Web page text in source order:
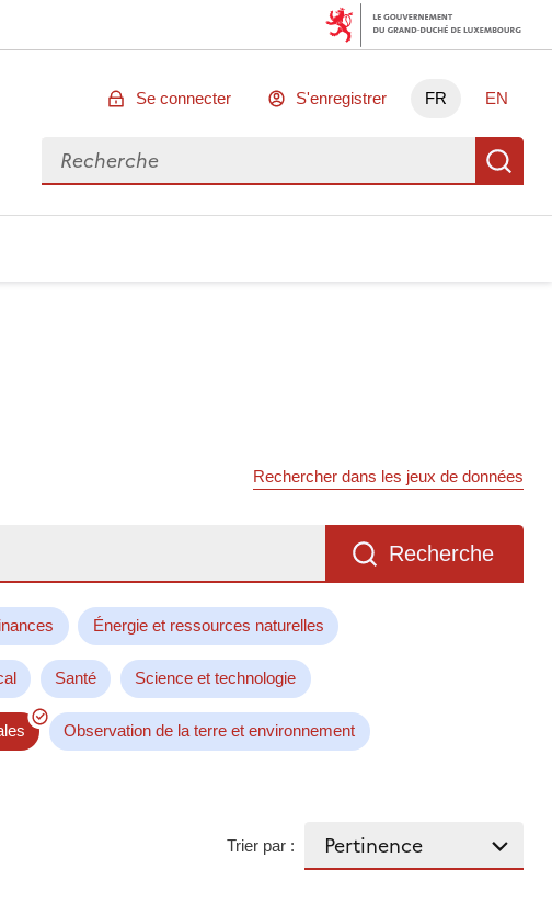
Se connecter S'enregistrer FR EN
Rechercher des données
Rechercher dans les jeux de données
Recherche
Énergie et ressources naturelles
Santé Science et technologie
Observation de la terre et environnement
Trier par :